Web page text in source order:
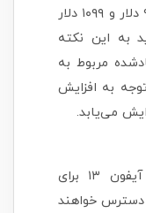
آیفون ۱۳ پرو مکس را با قیمت ۹۹۹ دلار و ۱۰۹۹ دلار
به این نکته
مربوط به
به افزایش
می‌یابد.
طبق اعلام اپل، تمامی مدل‌های آیفون ۱۳ برای
در دسترس خواهند